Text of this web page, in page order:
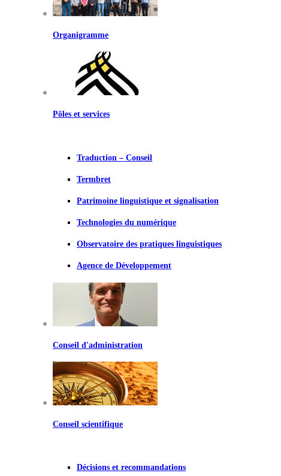
Organigramme
Pôles et services
Traduction – Conseil
Termbret
Patrimoine linguistique et signalisation
Technologies du numérique
Observatoire des pratiques linguistiques
Agence de Développement
Conseil d'administration
Conseil scientifique
Décisions et recommandations